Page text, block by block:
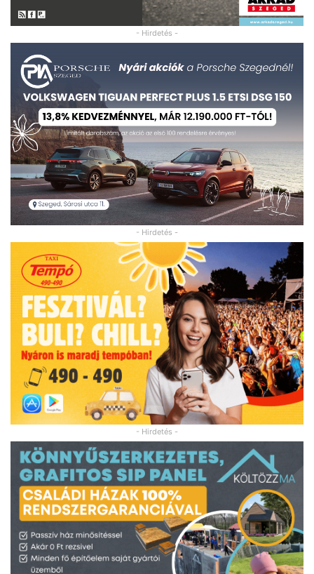
- Hirdetés -
- Hirdetés -
- Hirdetés -